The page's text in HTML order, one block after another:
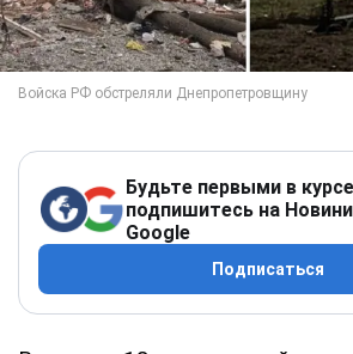
Будьте первыми в
подпишитесь на
Google
Подписаться